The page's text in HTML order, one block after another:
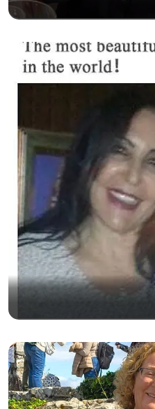
הפרדה קדושה: הוא מאפשר
חוסך לכם את המבוכה
בפייסבוק, הוא בעצם
טובה, דבר שבאתר הכרויות